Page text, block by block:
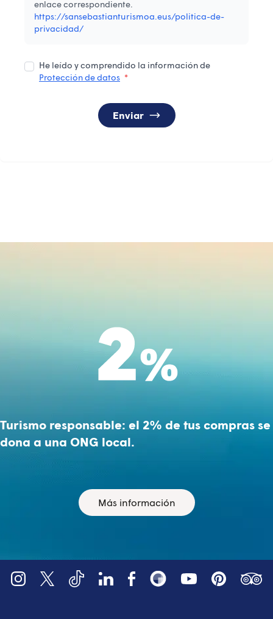
enlace correspondiente.
https://sansebastianturismoa.eus/politica-de-
privacidad/
He leído y comprendido la información de
Protección de datos *
Enviar
Turismo responsable: el 2% de tus compras se
dona a una ONG local.
Más información